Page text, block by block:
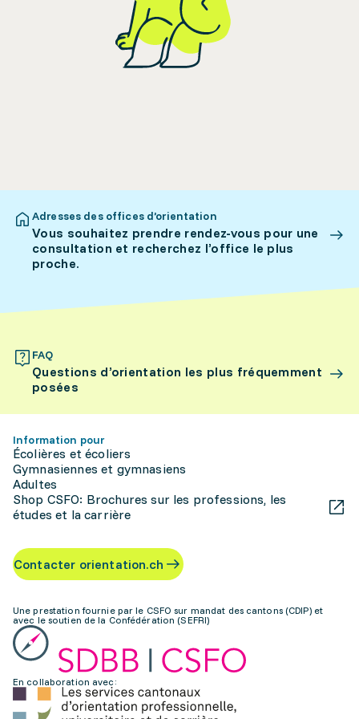
Adresses des offices d’orientation
Vous souhaitez prendre rendez-vous pour une
consultation et recherchez l’office le plus
proche.
FAQ
Questions d’orientation les plus fréquemment
posées
Information pour
Écolières et écoliers
Gymnasiennes et gymnasiens
Adultes
Shop CSFO: Brochures sur les professions, les
études et la carrière
Contacter orientation.ch
Une prestation fournie par le CSFO sur mandat des cantons (CDIP) et
avec le soutien de la Confédération (SEFRI)
En collaboration avec: